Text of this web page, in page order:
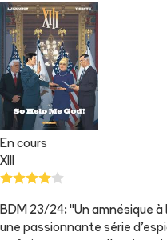
En cours
XIII
BDM 23/24: "Un amnésique
une passionnante série